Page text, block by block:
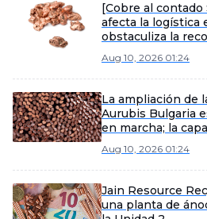
[Cobre al
afecta la logística
obstaculiza la
Aug 10, 2026 01:24
La ampliación de
Aurubis Bulgaria
en marcha; la
Aug 10, 2026 01:24
Jain Resource
una planta de